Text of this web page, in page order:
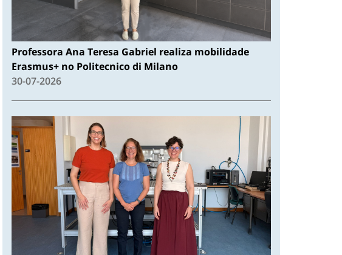
Professora Ana Teresa Gabriel realiza mobilidade
Erasmus+ no Politecnico di Milano
30-07-2026